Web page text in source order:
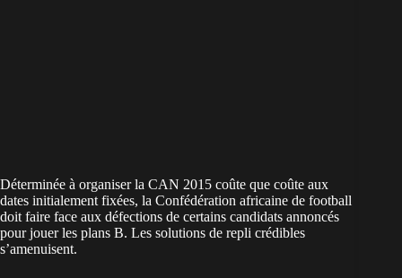
Déterminée à organiser la CAN 2015 coûte que coûte aux
dates initialement fixées, la Confédération africaine de football
doit faire face aux défections de certains candidats annoncés
pour jouer les plans B. Les solutions de repli crédibles
s’amenuisent.